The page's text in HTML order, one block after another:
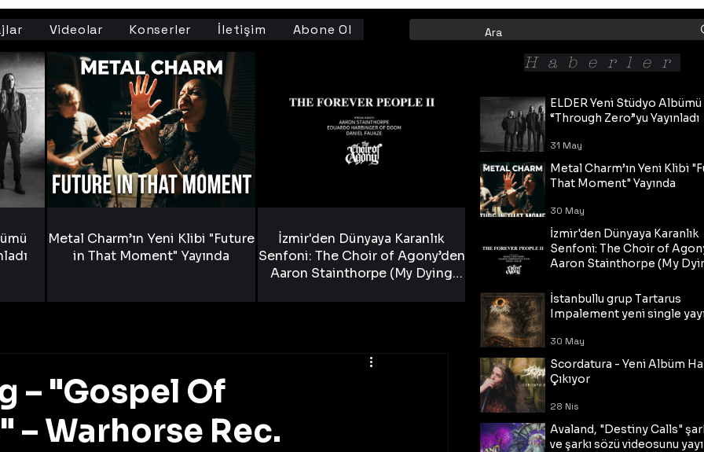
Videolar Konserler İletişim Abone Ol
– "Gospel Of
– Warhorse Rec.
Metal Charm’ın Yeni Klibi "Future
in That Moment" Yayında
İzmir'den Dünyaya Karanlık
Senfoni: The Choir of Agony’den
Aaron Stainthorpe (My Dying
ELDER Yeni Stüdyo Albümü
“Through Zero”yu Yayınladı
31 May
Metal Charm’ın Yeni Klibi
That Moment" Yayında
30 May
İzmir'den Dünyaya Karanlık
Senfoni: The Choir of
Aaron Stainthorpe (My
Tekli!
30 May
İstanbullu grup Tartarus
Impalement yeni single
30 May
Scordatura - Yeni Albüm
Çıkıyor
28 Nis
Avaland, "Destiny Calls"
ve şarkı sözü videosunu
Haberler